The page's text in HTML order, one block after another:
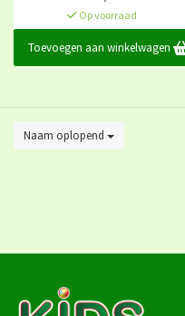
Op voorraad
Toevoegen aan winkelwagen
Naam oplopend